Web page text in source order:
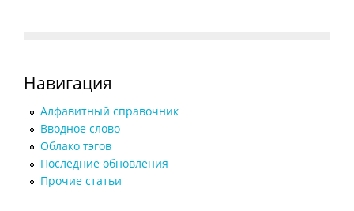
Навигация
Алфавитный справочник
Вводное слово
Облако тэгов
Последние обновления
Прочие статьи